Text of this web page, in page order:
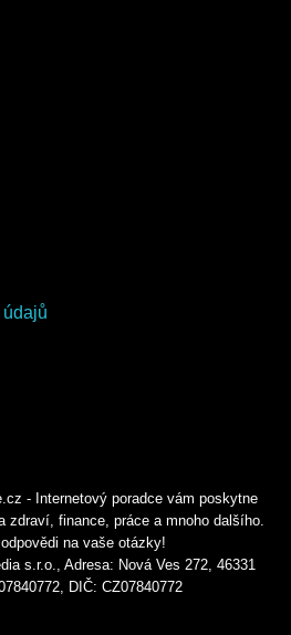
- Internetový poradce vám poskytne
zdraví, finance, práce a mnoho dalšího.
na vaše otázky!
s.r.o., Adresa: Nová Ves 272, 46331
DIČ: CZ07840772